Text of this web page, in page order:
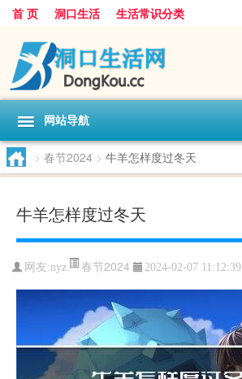
首 页 洞口生活 生活常识分类
网站导航
> 春节2024 > 牛羊怎样度过冬天
牛羊怎样度过冬天
网友:nyz 春节2024 2024-02-07 11:12:39